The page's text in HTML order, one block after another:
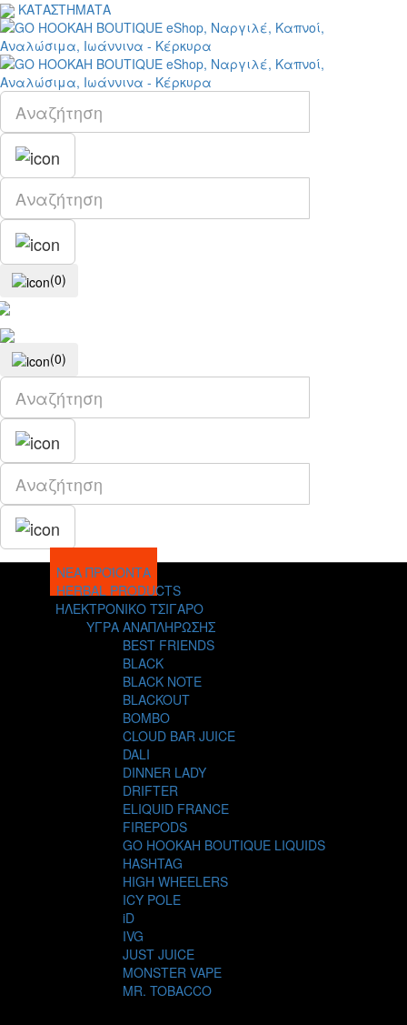
ΚΑΤΑΣΤΗΜΑΤΑ
(0)
(0)
ΝΕΑ ΠΡΟΪΟΝΤΑ
HERBAL PRODUCTS
ΗΛΕΚΤΡΟΝΙΚΟ ΤΣΙΓΑΡΟ
ΥΓΡΑ ΑΝΑΠΛΗΡΩΣΗΣ
BEST FRIENDS
BLACK
BLACK NOTE
BLACKOUT
BOMBO
CLOUD BAR JUICE
DALI
DINNER LADY
DRIFTER
ELIQUID FRANCE
FIREPODS
GO HOOKAH BOUTIQUE LIQUIDS
HASHTAG
HIGH WHEELERS
ICY POLE
iD
IVG
JUST JUICE
MONSTER VAPE
MR. TOBACCO